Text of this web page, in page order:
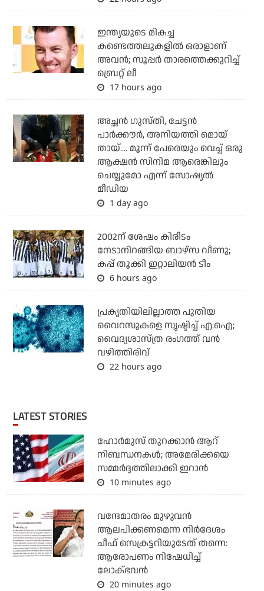
ഇന്ത്യയുടെ മികച്ച
കണ്ടെത്തലുകളില്‍ ഒരാളാണ്
അവന്‍; സൂപ്പര്‍ താരത്തെക്കുറിച്ച്
ബ്രെറ്റ് ലീ
17 hours ago
അച്ഛന്‍ ഗുസ്തി, ചേട്ടന്‍
പാര്‍ക്കൗര്‍, അനിയത്തി മൊയ്
തായ്.... മൂന്ന് പേരെയും വെച്ച് ഒരു
ആക്ഷന്‍ സിനിമ ആരെങ്കിലും
ചെയ്യുമോ എന്ന് സോഷ്യല്‍
മീഡിയ
1 day ago
2002ന് ശേഷം കിരീടം
നേടാനിറങ്ങിയ ബാഴ്സ വീണു;
കപ്പ് തൂക്കി ഇറ്റാലിയൻ ടീം
6 hours ago
പ്രകൃതിയിലില്ലാത്ത പുതിയ
വൈറസുകളെ സൃഷ്ടിച്ച് എ.ഐ;
വൈദ്യശാസ്ത്ര രംഗത്ത് വന്‍
വഴിത്തിരിവ്
22 hours ago
LATEST STORIES
ഹോര്‍മുസ് തുറക്കാന്‍ ആറ്
നിബന്ധനകള്‍; അമേരിക്കയെ
സമ്മര്‍ദ്ദത്തിലാക്കി ഇറാന്‍
10 minutes ago
വന്ദേമാതരം മുഴുവന്‍
ആലപിക്കണമെന്ന നിര്‍ദേശം
ചീഫ് സെക്രട്ടറിയുടേത് തന്നെ:
ആരോപണം നിഷേധിച്ച്
ലോക്ഭവന്‍
20 minutes ago